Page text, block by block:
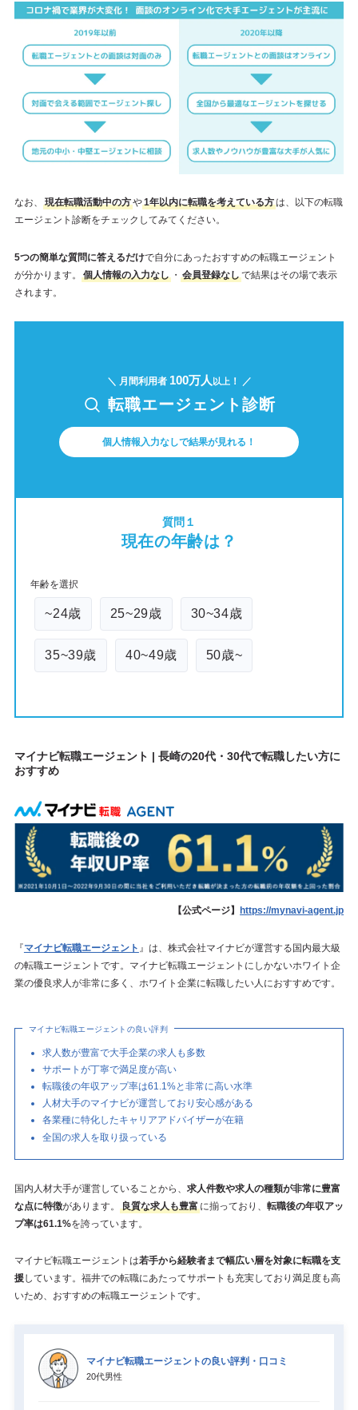
なお、 現在転職活動中の方や1年以内に転職を考えている方は、以下の転職
エージェント診断をチェックしてみてください。
5つの簡単な質問に答えるだけで自分にあったおすすめの転職エージェント
が分かります。
個人情報の入力なし・ 会員登録なしで結果はその場で表示
されます。
＼ 月間利用者 100万人 以上！ ／
転職エージェント診断
個人情報入力なしで結果が見れる！
質問１
現在の年齢は？
年齢を選択
~24歳 25~29歳 30~34歳
35~39歳 40~49歳 50歳~
マイナビ転職エージェント | 長崎の20代・30代で転職したい方に
おすすめ
【公式ページ】 https://mynavi-agent.jp
『マイナビ転職エージェント 』は、株式会社マイナビが運営する国内最大級
の転職エージェントです。マイナビ転職エージェントにしかないホワイト企
業の優良求人が非常に多く、ホワイト企業に転職したい人におすすめです。
マイナビ転職エージェントの良い評判
求人数が豊富で大手企業の求人も多数
サポートが丁寧で満足度が高い
転職後の年収アップ率は61.1%と非常に高い水準
人材大手のマイナビが運営しており安心感がある
各業種に特化したキャリアアドバイザーが在籍
全国の求人を取り扱っている
国内人材大手が運営していることから、 求人件数や求人の種類が非常に豊富
な点に特徴があります。 良質な求人も豊富 に揃っており、 転職後の年収アッ
プ率は61.1%を誇っています。
マイナビ転職エージェントは若手から経験者まで幅広い層を対象に転職を支
援しています。福井での転職にあたってサポートも充実しており満足度も高
いため、おすすめの転職エージェントです。
マイナビ転職エージェントの良い評判・口コミ
20代男性